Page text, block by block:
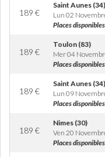
189 €
Saint Aunes (34)
Lun 02
Places disponibles
189 €
Toulon (83)
Mer 04
Places disponibles
189 €
Saint Aunes (34)
Lun 09
Places disponibles
189 €
Nimes (30)
Ven 20
Places disponibles